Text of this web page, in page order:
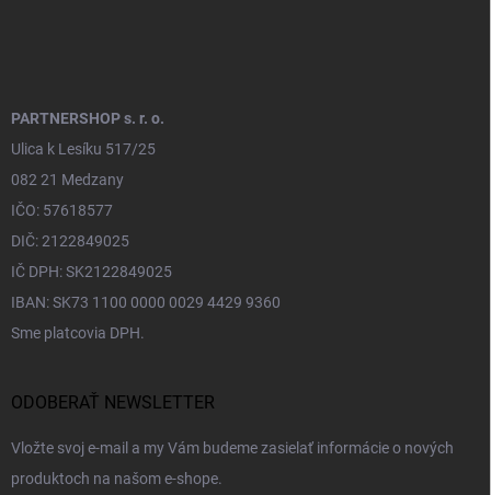
PARTNERSHOP s. r. o.
Ulica k Lesíku 517/25
082 21 Medzany
IČO: 57618577
DIČ: 2122849025
IČ DPH: SK2122849025
IBAN: SK73 1100 0000 0029 4429 9360
Sme platcovia DPH.
ODOBERAŤ NEWSLETTER
Vložte svoj e-mail a my Vám budeme zasielať informácie o nových
produktoch na našom e-shope.